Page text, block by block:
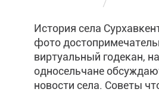
/
История села
фото
виртуальный годекан,
односельчане
новости села. Советы